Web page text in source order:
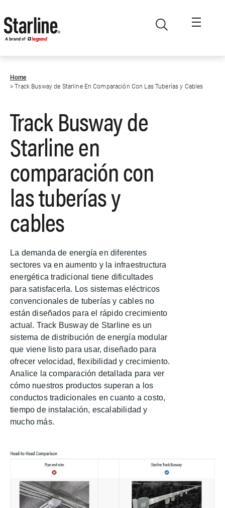
Home
Track Busway de Starline En Comparación Con Las Tuberías y Cables
Track Busway de
Starline en
comparación con
las tuberías y
cables
La demanda de energía en diferentes
sectores va en aumento y la infraestructura
energética tradicional tiene dificultades
para satisfacerla. Los sistemas eléctricos
convencionales de tuberías y cables no
están diseñados para el rápido crecimiento
actual. Track Busway de Starline es un
sistema de distribución de energía modular
que viene listo para usar, diseñado para
ofrecer velocidad, flexibilidad y crecimiento.
Analice la comparación detallada para ver
cómo nuestros productos superan a los
conductos tradicionales en cuanto a costo,
tiempo de instalación, escalabilidad y
mucho más.